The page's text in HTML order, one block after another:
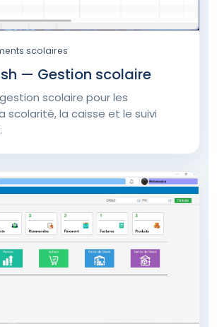
scolaires
— Gestion scolaire
scolaire pour les
scolarité, la caisse et le suivi